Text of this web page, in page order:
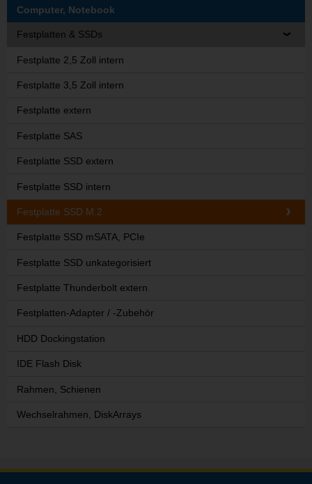
Computer, Notebook
Festplatten & SSDs
Festplatte 2,5 Zoll intern
Festplatte 3,5 Zoll intern
Festplatte extern
Festplatte SAS
Festplatte SSD extern
Festplatte SSD intern
Festplatte SSD M.2
Festplatte SSD mSATA, PCIe
Festplatte SSD unkategorisiert
Festplatte Thunderbolt extern
Festplatten-Adapter / -Zubehör
HDD Dockingstation
IDE Flash Disk
Rahmen, Schienen
Wechselrahmen, DiskArrays